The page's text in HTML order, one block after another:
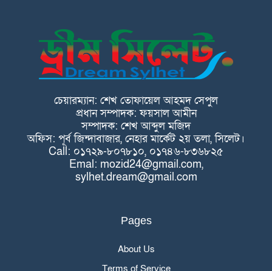
চেয়ারম্যান: শেখ তোফায়েল আহমদ সেপুল
প্রধান সম্পাদক: ফয়সাল আমীন
সম্পাদক: শেখ আব্দুল মজিদ
অফিস: পূর্ব জিন্দাবাজার, নেহার মার্কেট ২য় তলা, সিলেট।
Call: ০১৭২৯-৮০৭৮১০, ০১৭৪৬-৮৩৬৮২৫
Emal: mozid24@gmail.com,
sylhet.dream@gmail.com
Pages
About Us
Terms of Service